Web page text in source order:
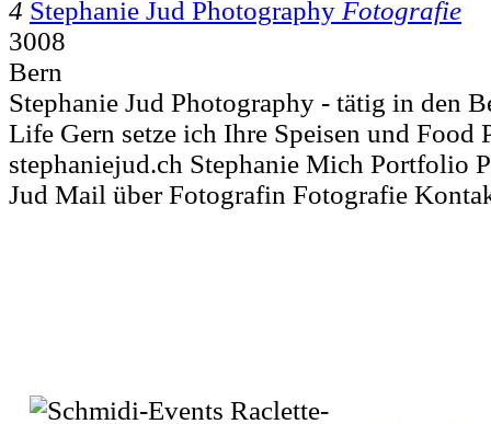
4 Stephanie Jud Photography Fotografie
3008
Bern
Stephanie Jud Photography - tätig in den
Life Gern setze ich Ihre Speisen und Food
stephaniejud.ch Stephanie Mich Portfolio
Jud Mail über Fotografin Fotografie